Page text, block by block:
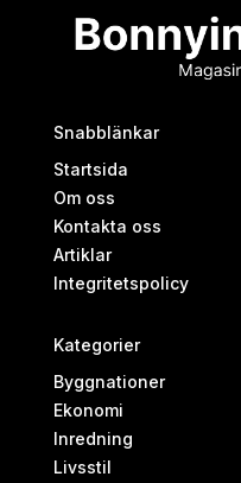
Snabblänkar
Startsida
Om oss
Kontakta oss
Artiklar
Integritetspolicy
Kategorier
Byggnationer
Ekonomi
Inredning
Livsstil